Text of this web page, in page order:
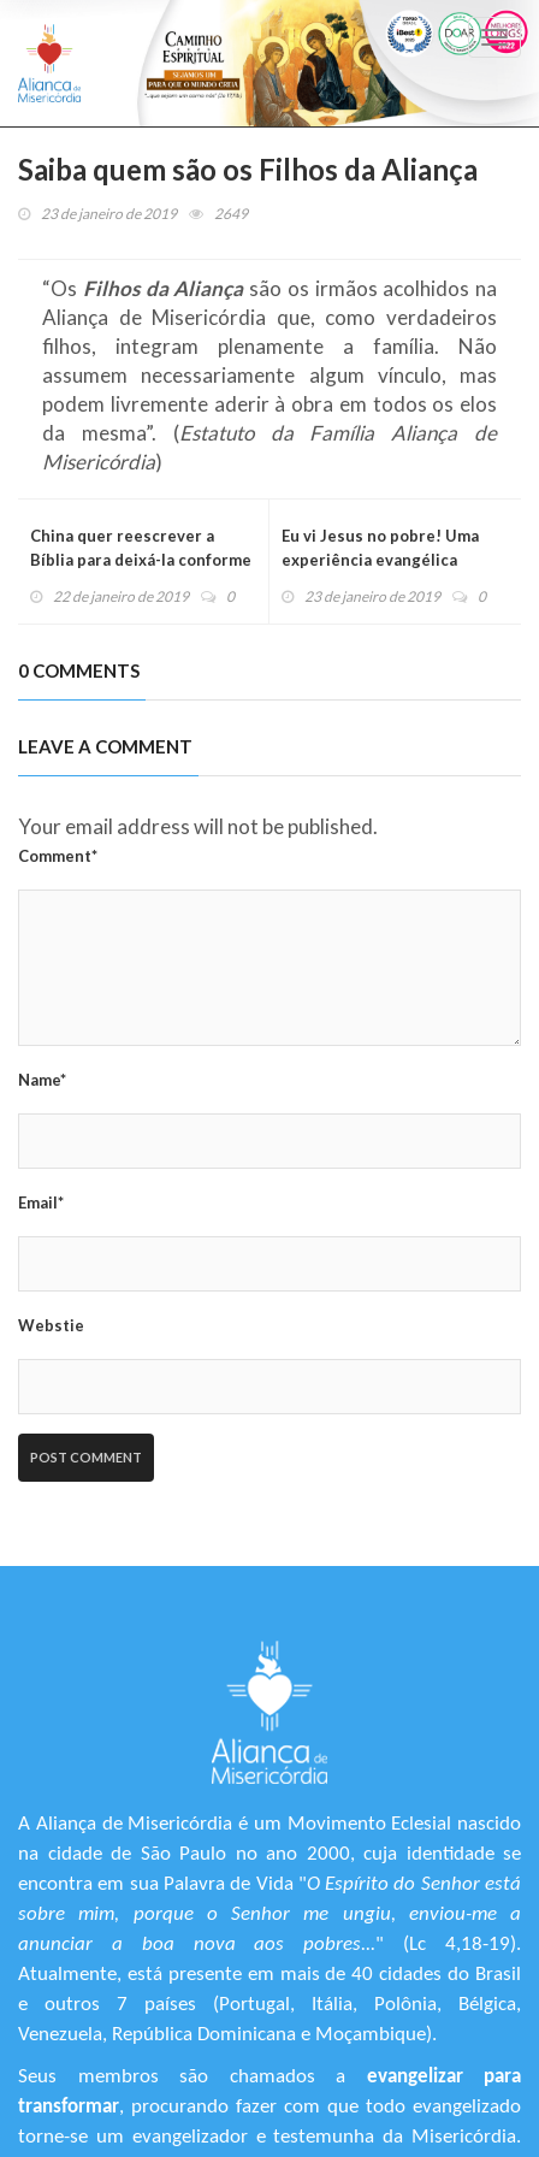
Saiba quem são os Filhos da Aliança
23 de janeiro de 2019 2649
“Os Filhos da Aliançasão os irmãos acolhidos na
Aliança de Misericórdia que, como verdadeiros
filhos, integram plenamente a família. Não
assumem necessariamente algum vínculo, mas
podem livremente aderir à obra em todos os elos
da mesma”. (Estatuto da Família Aliança de
Misericórdia)
China quer reescrever a
Bíblia para deixá-la conforme
22 de janeiro de 2019 0
Eu vi Jesus no pobre! Uma
experiência evangélica
23 de janeiro de 2019 0
0 COMMENTS
LEAVE A COMMENT
Your email address will not be published.
Comment*
Name*
Email*
Webstie
A Aliança de Misericórdia é um Movimento Eclesial nascido
na cidade de São Paulo no ano 2000, cuja identidade se
encontra em sua Palavra de Vida "O Espírito do Senhor está
sobre mim, porque o Senhor me ungiu, enviou-me a
anunciar a boa nova aos pobres..." (Lc 4,18-19).
Atualmente, está presente em mais de 40 cidades do Brasil
e outros 7 países (Portugal, Itália, Polônia, Bélgica,
Venezuela, República Dominicana e Moçambique).
Seus membros são chamados a evangelizar para
transformar, procurando fazer com que todo evangelizado
torne-se um evangelizador e testemunha da Misericórdia.